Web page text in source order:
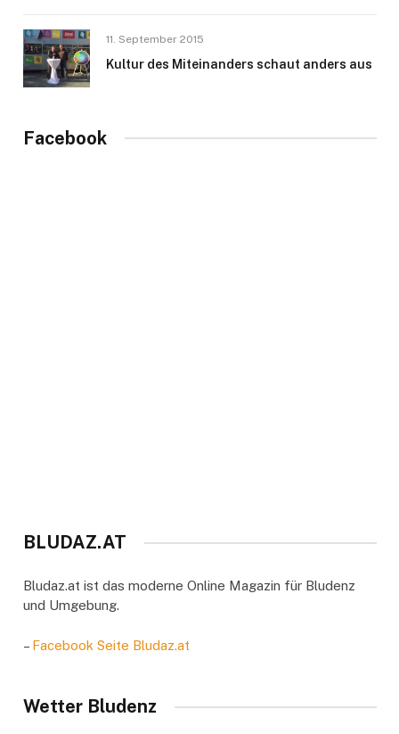
11. September 2015
Kultur des Miteinanders schaut anders aus
Facebook
BLUDAZ.AT
Bludaz.at ist das moderne Online Magazin für Bludenz
und Umgebung.
– Facebook Seite Bludaz.at
Wetter Bludenz